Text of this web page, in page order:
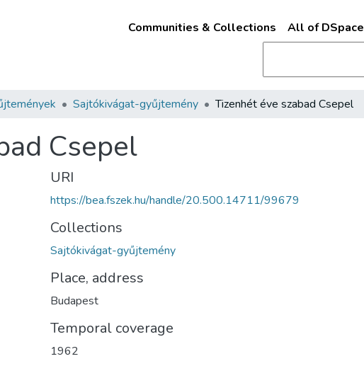
Communities & Collections All of DSpace
Sajtókivágat-gyűjtemény Tizenhét éve szabad Csepel
Csepel
URI
https://bea.fszek.hu/handle/20.500.14711/99679
Collections
Sajtókivágat-gyűjtemény
Place, address
Budapest
Temporal coverage
1962